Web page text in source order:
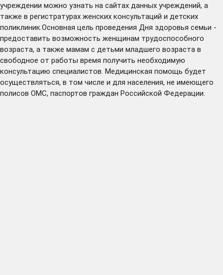
учреждении можно узнать на сайтах данных учреждений, а
также в регистратурах женских консультаций и детских
поликлиник.Основная цель проведения Дня здоровья семьи -
предоставить возможность женщинам трудоспособного
возраста, а также мамам с детьми младшего возраста в
свободное от работы время получить необходимую
консультацию специалистов. Медицинская помощь будет
осуществляться, в том числе и для населения, не имеющего
полисов ОМС, паспортов граждан Российской Федерации.